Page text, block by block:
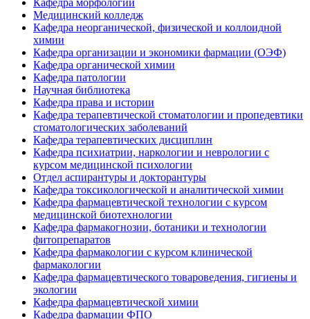
Кафедра морфологии
Медицинский колледж
Кафедра неорганической, физической и коллоидной
химии
Кафедра организации и экономики фармации (ОЭФ)
Кафедра органической химии
Кафедра патологии
Научная библиотека
Кафедра права и истории
Кафедра терапевтической стоматологии и пропедевтики
стоматологических заболеваний
Кафедра терапевтических дисциплин
Кафедра психиатрии, наркологии и неврологии с
курсом медицинской психологии
Отдел аспирантуры и докторантуры
Кафедра токсикологической и аналитической химии
Кафедра фармацевтической технологии с курсом
медицинской биотехнологии
Кафедра фармакогнозии, ботаники и технологии
фитопрепаратов
Кафедра фармакологии с курсом клинической
фармакологии
Кафедра фармацевтического товароведения, гигиены и
экологии
Кафедра фармацевтической химии
Кафедра фармации ФПО